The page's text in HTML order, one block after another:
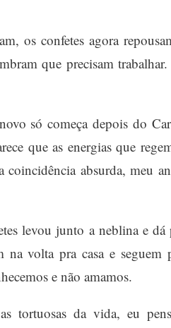
os confetes agora
que precisam
só começa depois do
que as energias que
absurda, meu
levou junto a neblina e
volta pra casa e seguem
e não amamos.
tortuosas da vida, eu